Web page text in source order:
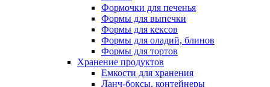
Формочки для печенья
Формы для выпечки
Формы для кексов
Формы для оладий, блинов
Формы для тортов
Хранение продуктов
Емкости для хранения
Ланч-боксы, контейнеры